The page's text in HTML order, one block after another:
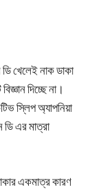
খেলেই নাক ডাকা
দিচ্ছে না।
স্লিপ অ্যাপনিয়া
ডি এর মাত্রা
একমাত্র কারণ